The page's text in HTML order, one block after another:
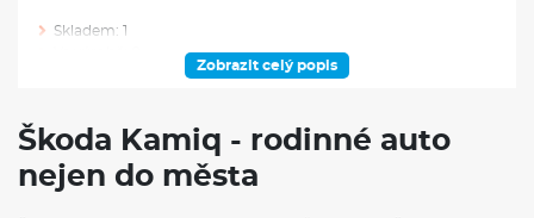
Skladem: 1
Rezervní kolo (neplnohodnotné)
Sada nářadí
Disky kol z lehké slitiny Ursa 18" černé leštěné 7J × 18" ET39
Zobrazit celý popis
Škoda Kamiq - rodinné auto
nejen do města